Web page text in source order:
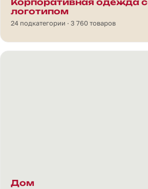
Корпоративная одежда с
логотипом
24 подкатегории · 3 760 товаров
Дом